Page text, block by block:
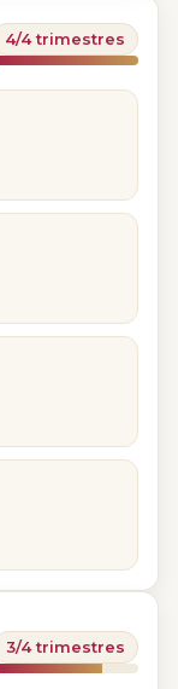
4/4 trimestres
3/4 trimestres